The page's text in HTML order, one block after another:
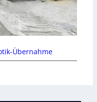
Übernahme